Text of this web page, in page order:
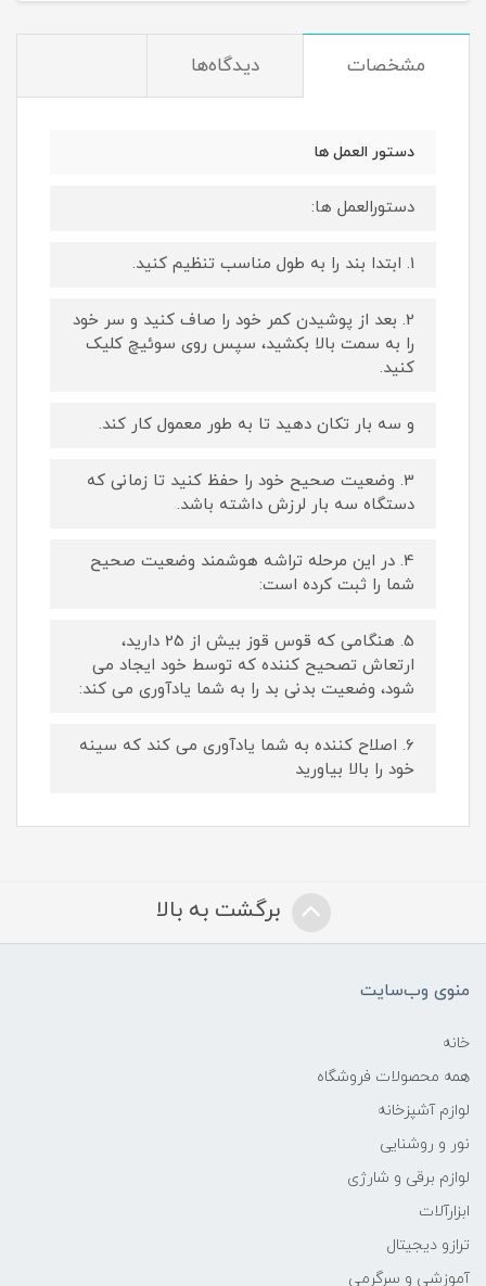
مشخصات دیدگاه‌ها
دستور العمل ها
دستورالعمل ها:
1. ابتدا بند را به طول مناسب تنظیم کنید.
2. بعد از پوشیدن کمر خود را صاف کنید و سر خود
را به سمت بالا بکشید، سپس روی سوئیچ کلیک
کنید.
و سه بار تکان دهید تا به طور معمول کار کند.
3. وضعیت صحیح خود را حفظ کنید تا زمانی که
دستگاه سه بار لرزش داشته باشد.
4. در این مرحله تراشه هوشمند وضعیت صحیح
شما را ثبت کرده است:
5. هنگامی که قوس قوز بیش از 25 دارید،
ارتعاش تصحیح کننده که توسط خود ایجاد می
شود، وضعیت بدنی بد را به شما یادآوری می کند:
6. اصلاح کننده به شما یادآوری می کند که سینه
خود را بالا بیاورید
برگشت به بالا
منوی وب‌سایت
خانه
همه محصولات فروشگاه
لوازم آشپزخانه
نور و روشنایی
لوازم برقی و شارژی
ابزارآلات
ترازو دیجیتال
آموزشی و سرگرمی